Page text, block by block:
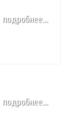
подробнее...
подробнее...